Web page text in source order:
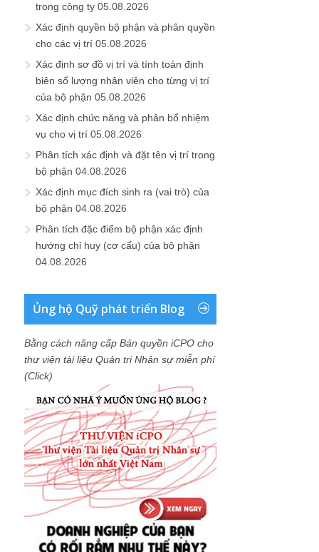
trong công ty 05.08.2026
Xác định quyền bộ phận và phân quyền
cho các vị trí 05.08.2026
Xác định sơ đồ vị trí và tính toán định
biên số lượng nhân viên cho từng vị trí
của bộ phận 05.08.2026
Xác định chức năng và phân bổ nhiệm
vụ cho vị trí 05.08.2026
Phân tích xác định và đặt tên vị trí trong
bộ phận 04.08.2026
Xác định mục đích sinh ra (vai trò) của
bộ phận 04.08.2026
Phân tích đặc điểm bộ phận xác định
hướng chỉ huy (cơ cấu) của bộ phận
04.08.2026
Ủng hộ Quỹ phát triển Blog
Bằng cách nâng cấp Bản quyền iCPO cho
thư viện tài liệu Quản trị Nhân sự miễn phí
(Click)